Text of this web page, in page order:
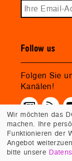
Follow us
Folgen Sie
Kanälen!
Wir möchten das
machen. Ihre
Funktionieren der
Angebot
bitte unsere